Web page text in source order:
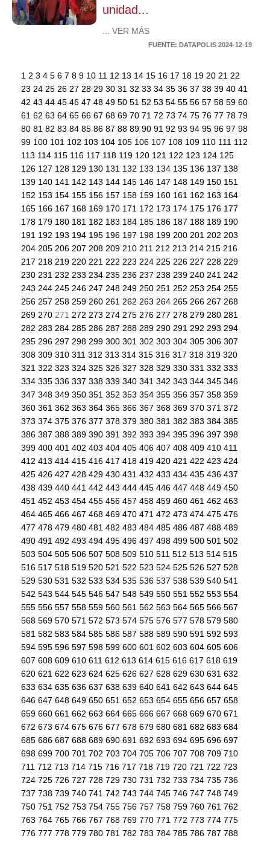
unidad...
... VER MÁS
FUENTE: DATAPOLIS 2024-12-19
1 2 3 4 5 6 7 8 9 10 11 12 13 14 15 16 17 18 19 20 21 22
23 24 25 26 27 28 29 30 31 32 33 34 35 36 37 38 39 40 41
42 43 44 45 46 47 48 49 50 51 52 53 54 55 56 57 58 59 60
61 62 63 64 65 66 67 68 69 70 71 72 73 74 75 76 77 78 79
80 81 82 83 84 85 86 87 88 89 90 91 92 93 94 95 96 97 98
99 100 101 102 103 104 105 106 107 108 109 110 111 112
113 114 115 116 117 118 119 120 121 122 123 124 125
126 127 128 129 130 131 132 133 134 135 136 137 138
139 140 141 142 143 144 145 146 147 148 149 150 151
152 153 154 155 156 157 158 159 160 161 162 163 164
165 166 167 168 169 170 171 172 173 174 175 176 177
178 179 180 181 182 183 184 185 186 187 188 189 190
191 192 193 194 195 196 197 198 199 200 201 202 203
204 205 206 207 208 209 210 211 212 213 214 215 216
217 218 219 220 221 222 223 224 225 226 227 228 229
230 231 232 233 234 235 236 237 238 239 240 241 242
243 244 245 246 247 248 249 250 251 252 253 254 255
256 257 258 259 260 261 262 263 264 265 266 267 268
269 270 271 272 273 274 275 276 277 278 279 280 281
282 283 284 285 286 287 288 289 290 291 292 293 294
295 296 297 298 299 300 301 302 303 304 305 306 307
308 309 310 311 312 313 314 315 316 317 318 319 320
321 322 323 324 325 326 327 328 329 330 331 332 333
334 335 336 337 338 339 340 341 342 343 344 345 346
347 348 349 350 351 352 353 354 355 356 357 358 359
360 361 362 363 364 365 366 367 368 369 370 371 372
373 374 375 376 377 378 379 380 381 382 383 384 385
386 387 388 389 390 391 392 393 394 395 396 397 398
399 400 401 402 403 404 405 406 407 408 409 410 411
412 413 414 415 416 417 418 419 420 421 422 423 424
425 426 427 428 429 430 431 432 433 434 435 436 437
438 439 440 441 442 443 444 445 446 447 448 449 450
451 452 453 454 455 456 457 458 459 460 461 462 463
464 465 466 467 468 469 470 471 472 473 474 475 476
477 478 479 480 481 482 483 484 485 486 487 488 489
490 491 492 493 494 495 496 497 498 499 500 501 502
503 504 505 506 507 508 509 510 511 512 513 514 515
516 517 518 519 520 521 522 523 524 525 526 527 528
529 530 531 532 533 534 535 536 537 538 539 540 541
542 543 544 545 546 547 548 549 550 551 552 553 554
555 556 557 558 559 560 561 562 563 564 565 566 567
568 569 570 571 572 573 574 575 576 577 578 579 580
581 582 583 584 585 586 587 588 589 590 591 592 593
594 595 596 597 598 599 600 601 602 603 604 605 606
607 608 609 610 611 612 613 614 615 616 617 618 619
620 621 622 623 624 625 626 627 628 629 630 631 632
633 634 635 636 637 638 639 640 641 642 643 644 645
646 647 648 649 650 651 652 653 654 655 656 657 658
659 660 661 662 663 664 665 666 667 668 669 670 671
672 673 674 675 676 677 678 679 680 681 682 683 684
685 686 687 688 689 690 691 692 693 694 695 696 697
698 699 700 701 702 703 704 705 706 707 708 709 710
711 712 713 714 715 716 717 718 719 720 721 722 723
724 725 726 727 728 729 730 731 732 733 734 735 736
737 738 739 740 741 742 743 744 745 746 747 748 749
750 751 752 753 754 755 756 757 758 759 760 761 762
763 764 765 766 767 768 769 770 771 772 773 774 775
776 777 778 779 780 781 782 783 784 785 786 787 788